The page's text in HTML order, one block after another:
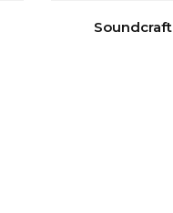
Soundcraft